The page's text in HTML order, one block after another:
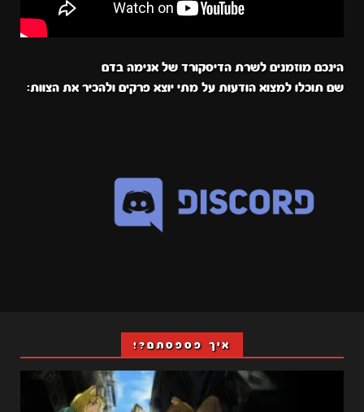
הינכם מוזמנים לשרת הדיסקורד של אנימה בדם
שם תוכלו למצוא הודעות על מתי יוצא פרקים ולהכיר את הצוות:
איך פספסתם?!